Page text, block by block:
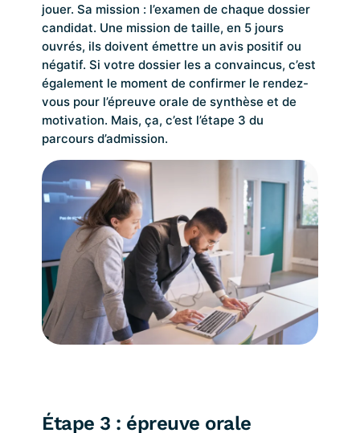
jouer. Sa mission : l’examen de chaque dossier
candidat. Une mission de taille, en 5 jours
ouvrés, ils doivent émettre un avis positif ou
négatif. Si votre dossier les a convaincus, c’est
également le moment de confirmer le rendez-
vous pour l’épreuve orale de synthèse et de
motivation. Mais, ça, c’est l’étape 3 du
parcours d’admission.
Étape 3 : épreuve orale